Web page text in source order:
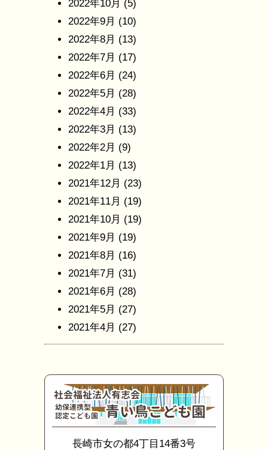
2022年10月 (5)
2022年9月 (10)
2022年8月 (13)
2022年7月 (17)
2022年6月 (24)
2022年5月 (28)
2022年4月 (33)
2022年3月 (13)
2022年2月 (9)
2022年1月 (13)
2021年12月 (23)
2021年11月 (19)
2021年10月 (19)
2021年9月 (19)
2021年8月 (16)
2021年7月 (31)
2021年6月 (28)
2021年5月 (27)
2021年4月 (27)
長崎市女の都4丁目14番3号